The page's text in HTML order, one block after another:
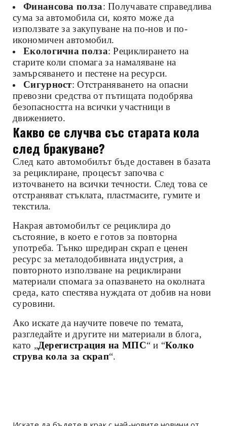
Финансова полза: Получавате справедлива
сума за автомобила си, която може да
използвате за закупуване на по-нов и по-
икономичен автомобил.
Екологична полза: Рециклирането на
старите коли спомага за намаляване на
замърсяването и пестене на ресурси.
Сигурност: Отстраняването на опасни
превозни средства от пътищата подобрява
безопасността на всички участници в
движението.
Какво се случва със старата кола
след бракуване?
След като автомобилът бъде доставен в базата
за рециклиране, процесът започва с
източването на всички течности. След това се
отстраняват стъклата, пластмасите, гумите и
текстила.
Накрая автомобилът се рециклира до
състояние, в което е готов за повторна
употреба. Тънко шредиран скрап е ценен
ресурс за металодобивната индустрия, а
повторното използване на рециклирани
материали спомага за опазването на околната
среда, като спестява нуждата от добив на нови
суровини.
Ако искате да научите повече по темата,
разгледайте и другите ни материали в блога,
като „Дерегистрация на МПС“ и “Колко
струва кола за скрап“.